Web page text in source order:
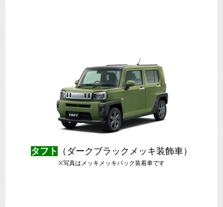
タフト （ダークブラックメッキ装飾車）
※写真はメッキメッキパック装着車です